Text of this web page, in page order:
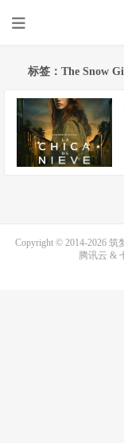
标签：The Snow
Copyright © 2014-2026 筑
腾讯云 &